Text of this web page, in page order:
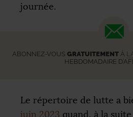
journée.
ABONNEZ-VOUS GRATUITEMENTÀ
HEBDOMADAIRE
Le répertoire de lutte a
juin 2023 quand, à la